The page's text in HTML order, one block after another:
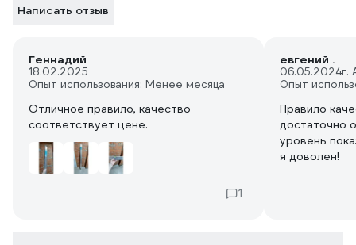
Написать отзыв
Геннадий
18.02.2025
Опыт использования: Менее месяца
Отличное правило, качество
соответствует цене.
1
евгений .
06.05.2024г.
Опыт
Правило
достаточно
уровень
я доволен!